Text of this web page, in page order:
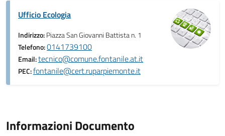
Ufficio Ecologia
Indirizzo:Piazza San Giovanni Battista n. 1
Telefono:0141739100
Email:tecnico@comune.fontanile.at.it
PEC:fontanile@cert.ruparpiemonte.it
Informazioni Documento